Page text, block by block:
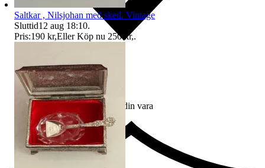
Ersättning om du inte får din vara
Saltkar , Nilsjohan med sked. Vintage
Sluttid12 aug 18:10.
Pris:190 kr,Eller Köp nu 250 kr,.